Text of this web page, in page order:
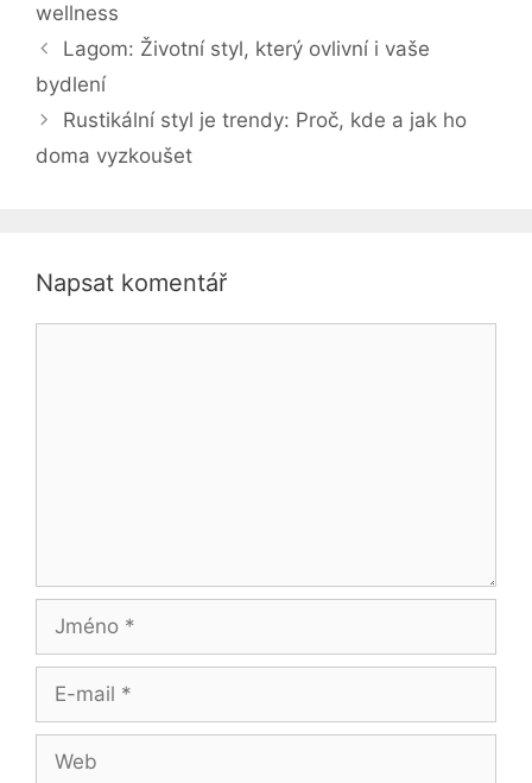
wellness
Lagom: Životní styl, který ovlivní i vaše
bydlení
Rustikální styl je trendy: Proč, kde a jak ho
doma vyzkoušet
Napsat komentář
Jméno
Web